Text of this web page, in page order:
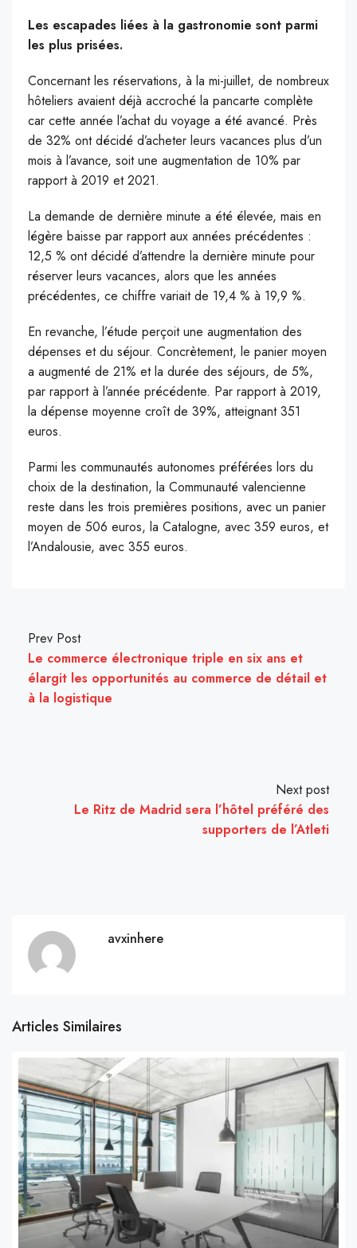
Les escapades liées à la gastronomie sont parmi
les plus prisées.
Concernant les réservations, à la mi-juillet, de nombreux
hôteliers avaient déjà accroché la pancarte complète
car cette année l’achat du voyage a été avancé. Près
de 32% ont décidé d’acheter leurs vacances plus d’un
mois à l’avance, soit une augmentation de 10% par
rapport à 2019 et 2021.
La demande de dernière minute a été élevée, mais en
légère baisse par rapport aux années précédentes :
12,5 % ont décidé d’attendre la dernière minute pour
réserver leurs vacances, alors que les années
précédentes, ce chiffre variait de 19,4 % à 19,9 %.
En revanche, l’étude perçoit une augmentation des
dépenses et du séjour. Concrètement, le panier moyen
a augmenté de 21% et la durée des séjours, de 5%,
par rapport à l’année précédente. Par rapport à 2019,
la dépense moyenne croît de 39%, atteignant 351
euros.
Parmi les communautés autonomes préférées lors du
choix de la destination, la Communauté valencienne
reste dans les trois premières positions, avec un panier
moyen de 506 euros, la Catalogne, avec 359 euros, et
l’Andalousie, avec 355 euros.
Prev Post
Le commerce électronique triple en six ans et
élargit les opportunités au commerce de détail et
à la logistique
Next post
Le Ritz de Madrid sera l’hôtel préféré des
supporters de l’Atleti
avxinhere
Articles Similaires